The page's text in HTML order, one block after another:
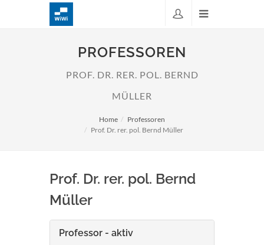
PROFESSOREN
PROF. DR. RER. POL. BERND
MÜLLER
Home
Professoren
Prof. Dr. rer. pol. Bernd Müller
Prof. Dr. rer. pol. Bernd
Müller
Professor - aktiv